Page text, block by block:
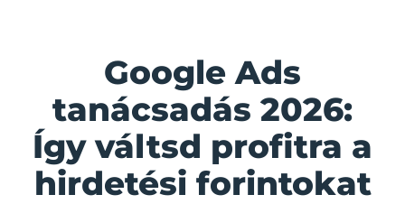
Google Ads
tanácsadás 2026:
Így váltsd profitra a
hirdetési forintokat